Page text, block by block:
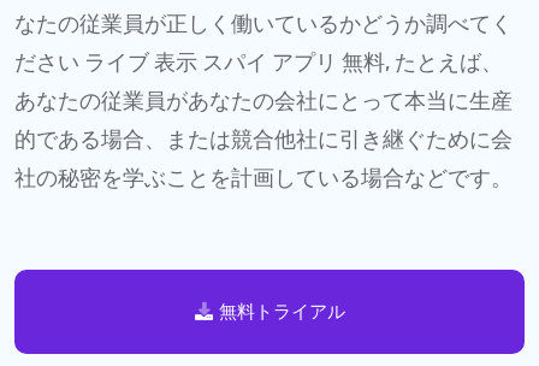
なたの従業員が正しく働いているかどうか調べてく
ださい ライブ 表示 スパイ アプリ 無料, たとえば、
あなたの従業員があなたの会社にとって本当に生産
的である場合、または競合他社に引き継ぐために会
社の秘密を学ぶことを計画している場合などです。
無料トライアル